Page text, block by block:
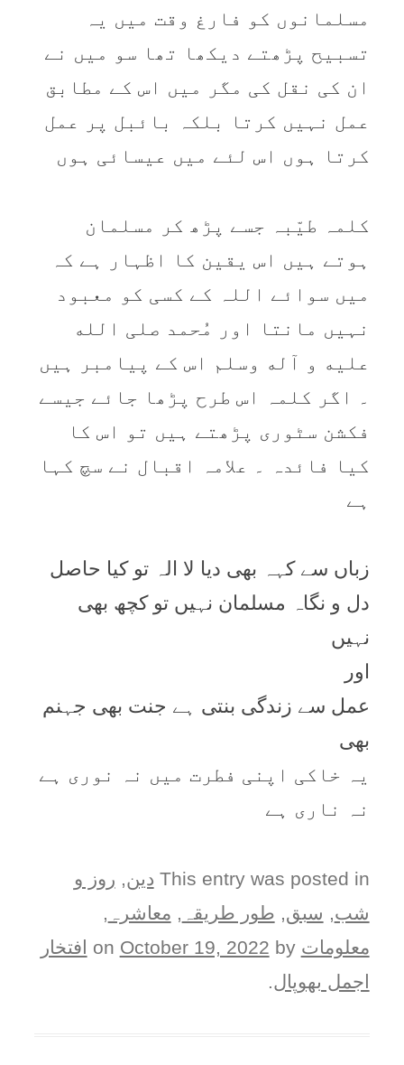
مسلمانوں کو فارغ وقت میں یہ
تسبیح پڑھتے دیکھا تھا سو میں نے
ان کی نقل کی مگر میں اس کے مطابق
عمل نہیں کرتا بلکہ بائبل پر عمل
کرتا ہوں اس لئے میں عیسائی ہوں
کلمہ طیّبہ جسے پڑھ کر مسلمان
ہوتے ہیں اس یقین کا اظہار ہے کہ
میں سوائے اللہ کے کسی کو معبود
نہیں مانتا اور مُحمد صلی الله
عليه و آله وسلم اس کے پیامبر ہیں
۔ اگر کلمہ اس طرح پڑھا جائے جیسے
فکشن سٹوری پڑھتے ہیں تو اس کا
کیا فائدہ ۔ علامہ اقبال نے سچ کہا
ہے
زباں سے کہہ بھی دیا لا الہ تو کیا حاصل
دل و نگاہ مسلمان نہیں تو کچھ بھی
نہیں
اور
عمل سے زندگی بنتی ہے جنت بھی جہنم
بھی
یہ خاکی اپنی فطرت میں نہ نوری ہے
نہ ناری ہے
This entry was posted in دین, روز و
شب, سبق, طور طريقہ , معاشرہ ,
معلومات on
October 19, 2022 by
افتخار
اجمل بھوپال.